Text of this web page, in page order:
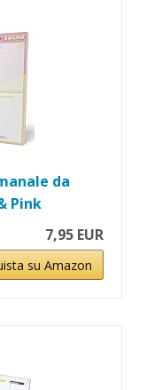
da
Pink
7,95 EUR
su Amazon